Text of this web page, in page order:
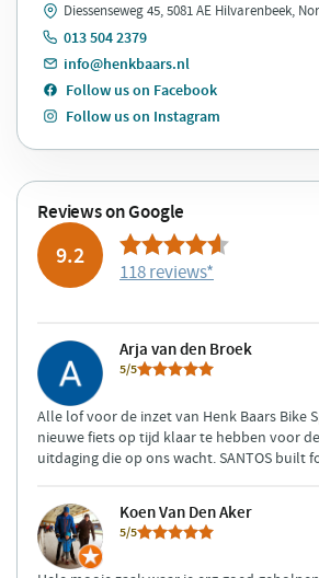
Diessenseweg 45, 5081 AE Hilvarenbeek,
013 504 2379
info@henkbaars.nl
Follow us on Facebook
Follow us on Instagram
Reviews on Google
9.2
118 reviews*
Arja van den Broek
5/5
Alle lof voor de inzet van Henk Baars Bike
nieuwe fiets op tijd klaar te hebben voor
uitdaging die op ons wacht. SANTOS built
Koen Van Den Aker
5/5